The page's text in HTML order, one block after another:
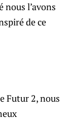
nous l’avons
de ce
Futur 2, nous